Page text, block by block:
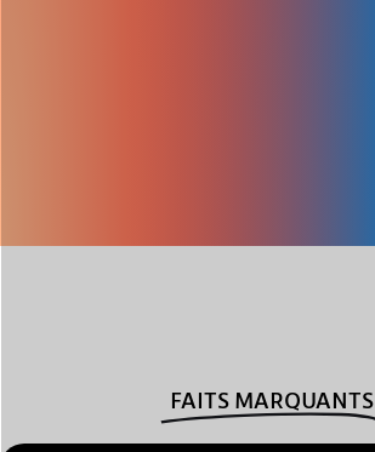
FAITS MARQUANTS